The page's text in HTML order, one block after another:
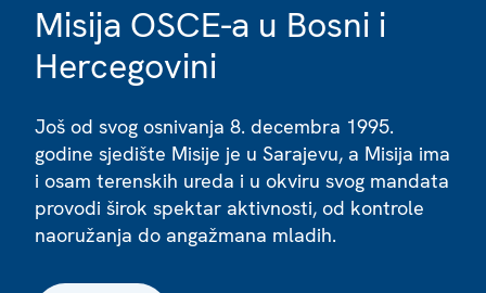
Misija OSCE-a u Bosni i
Hercegovini
Još od svog osnivanja 8. decembra 1995.
godine sjedište Misije je u Sarajevu, a Misija ima
i osam terenskih ureda i u okviru svog mandata
provodi širok spektar aktivnosti, od kontrole
naoružanja do angažmana mladih.